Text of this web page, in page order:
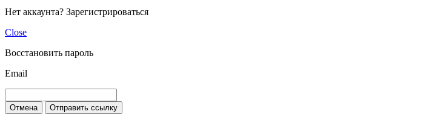
Нет аккаунта? Зарегистрироваться
Close
Восстановить пароль
Email
Отмена Отправить ссылку